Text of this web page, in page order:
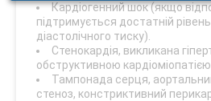
Кардіогенний шок (якщо
підтримується достатній
діастолічного тиску).
Стенокардія, викликана
обструктивною кардіоміопатією.
Тампонада серця,
стеноз, констриктивний